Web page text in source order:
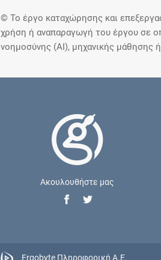
© Το έργο καταχώρησης και
χρήση ή αναπαραγωγή του έργου σε
νοημοσύνης (AI), μηχανικής μάθησης
Ακουλουθήστε μας
Ergobyte Πληροφορική Α.Ε.